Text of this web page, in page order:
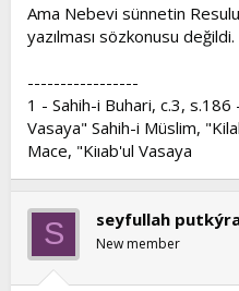
Ama Nebevi sünnetin
yazılması sözkonusu
-----------------
1 - Sahih-i Buhari, c.3,
Vasaya" Sahih-i Müslim,
Mace, "Kiıab'ul Vasaya
S seyfullah
New member